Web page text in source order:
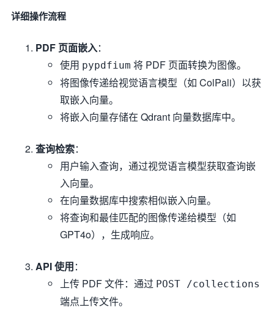
详细操作流程
PDF 页面嵌入：
使用 pypdfium 将 PDF 页面转换为图像。
将图像传递给视觉语言模型（如 ColPali）以获
取嵌入向量。
将嵌入向量存储在 Qdrant 向量数据库中。
查询检索：
用户输入查询，通过视觉语言模型获取查询嵌
入向量。
在向量数据库中搜索相似嵌入向量。
将查询和最佳匹配的图像传递给模型（如
GPT4o），生成响应。
API 使用：
上传 PDF 文件：通过 POST /collections
端点上传文件。